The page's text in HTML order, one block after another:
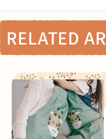
RELATED